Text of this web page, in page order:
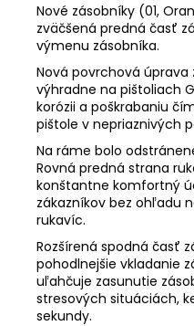
Nové zásobníky (01,
zväčšená predná časť
výmenu zásobníka.
Nová povrchová úprava
výhradne na pištoliach
korózii a poškrabaniu
pištole v nepriaznivých
Na ráme bolo
Rovná predná strana
konštantne komfortný
zákazníkov bez ohľadu
rukavíc.
Rozšírená spodná časť
pohodlnejšie vkladanie
uľahčuje zasunutie
stresových situáciách,
sekundy.